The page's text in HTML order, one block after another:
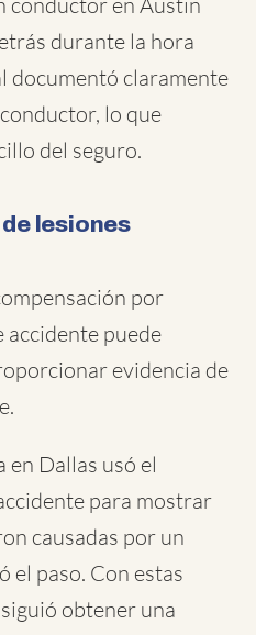
durante la hora
documentó claramente
lo que
del seguro.
lesiones
por
accidente puede
evidencia de
en Dallas usó el
para mostrar
causadas por un
el paso. Con estas
obtener una